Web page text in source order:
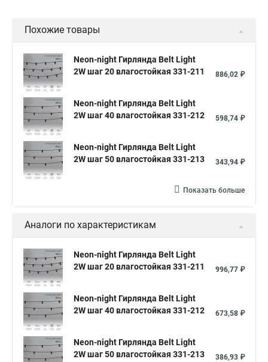
Похожие товары
Neon-night Гирлянда Belt Light
2W шаг 20 влагостойкая 331-211
886,02 ₽
Neon-night Гирлянда Belt Light
2W шаг 40 влагостойкая 331-212
598,74 ₽
Neon-night Гирлянда Belt Light
2W шаг 50 влагостойкая 331-213
343,94 ₽
Показать больше
Аналоги по характеристикам
Neon-night Гирлянда Belt Light
2W шаг 20 влагостойкая 331-211
996,77 ₽
Neon-night Гирлянда Belt Light
2W шаг 40 влагостойкая 331-212
673,58 ₽
Neon-night Гирлянда Belt Light
2W шаг 50 влагостойкая 331-213
386,93 ₽